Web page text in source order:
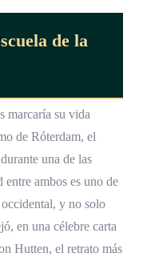
de la
marcaría su vida
de Róterdam, el
una de las
entre ambos es uno de
y no solo
en una célebre carta
Hutten, el retrato más